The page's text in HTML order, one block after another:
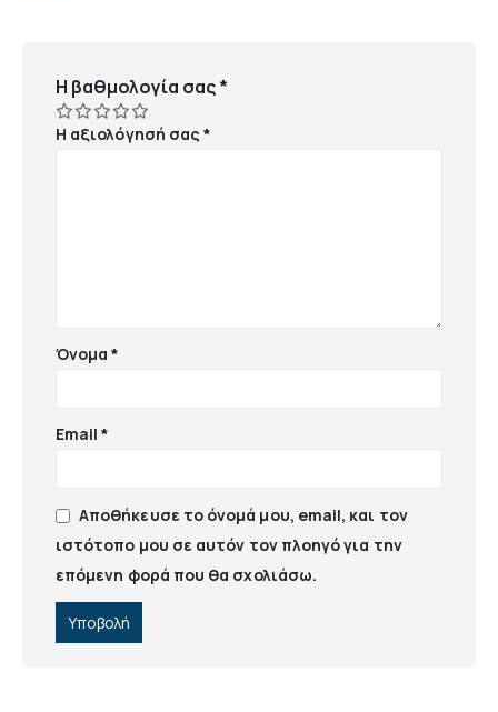
Η βαθμολογία σας*
Η αξιολόγησή σας*
Όνομα*
Email*
Αποθήκευσε το όνομά μου, email, και τον
ιστότοπο μου σε αυτόν τον πλοηγό για την
επόμενη φορά που θα σχολιάσω.